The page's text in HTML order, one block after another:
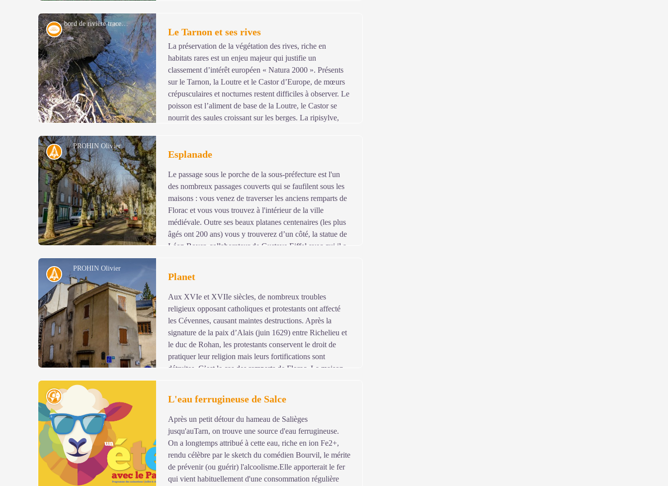
Voir l'image en plein écran
bord de rivière trace castors - pnc
Voir l'image en plein écran
Eau Le Tarnon et ses rives
La préservation de la végétation des rives, riche en
habitats rares est un enjeu majeur qui justifie un
classement d’intérêt européen « Natura 2000 ». Présents
sur le Tarnon, la Loutre et le Castor d’Europe, de mœurs
crépusculaires et nocturnes restent difficiles à observer. Le
poisson est l’aliment de base de la Loutre, le Castor se
nourrit des saules croissant sur les berges. La ripisylve,
des berges, car lors des épisodes cévenols, les crues peuvent atteindre 6 mètres de hauteur.
PROHIN Olivier
Voir l'image en plein écran
Histoire Esplanade
Le passage sous le porche de la sous-préfecture est l'un
des nombreux passages couverts qui se faufilent sous les
maisons : vous venez de traverser les anciens remparts de
Florac et vous vous trouvez à l'intérieur de la ville
médiévale. Outre ses beaux platanes centenaires (les plus
âgés ont 200 ans) vous y trouverez d’un côté, la statue de
Léon Boyer, collaborateur de Gustave Eiffel avec qui il a
construit le viaduc de Garabit, mort au Panama en 1883 où il travaillait au percement du canal ;
de l’autre, le temple protestant et le monument aux morts.
PROHIN Olivier
Voir l'image en plein écran
Histoire Planet
Aux XVIe et XVIIe siècles, de nombreux troubles
religieux opposant catholiques et protestants ont affecté
les Cévennes, causant maintes destructions. Après la
signature de la paix d’Alais (juin 1629) entre Richelieu et
le duc de Rohan, les protestants conservent le droit de
pratiquer leur religion mais leurs fortifications sont
détruites. C’est le cas des remparts de Florac. La maison
où est installée le panneau est l'une des plus anciennes de Florac : sa tour surveillait la porte du
Thérond. C’est aussi le carrefour entre l’ancienne route de Nîmes à Saint-Flour et l’ancienne
route de Florac à Séverac par le Causse.
Géologie L'eau ferrugineuse de Salce
Après un petit détour du hameau de Salièges
jusqu'auTarn, on trouve une source d'eau ferrugineuse.
On a longtemps attribué à cette eau, riche en ion Fe2+,
rendu célèbre par le sketch du comédien Bourvil, le mérite
de prévenir (ou guérir) l'alcoolisme.Elle apporterait le fer
qui vient habituellement d'une consommation régulière